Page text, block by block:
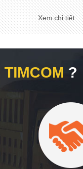
Xem chi tiết
TIMCOM ?